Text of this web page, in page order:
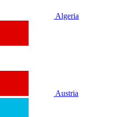
Algeria
Austria